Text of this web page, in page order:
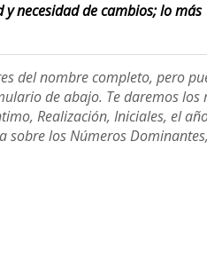
necesidad de cambios; lo más
del nombre completo, pero
de abajo. Te daremos los
Realización, Iniciales, el
los Números